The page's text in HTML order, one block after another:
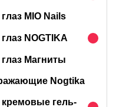
MIO Nails
NOGTIKA
Магниты
Nogtika
гель-